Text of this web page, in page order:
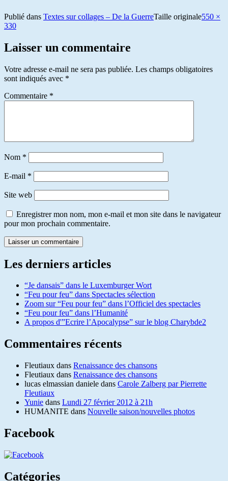
Publié dans Textes sur collages – De la GuerreTaille originale550 ×
330
Laisser un commentaire
Votre adresse e-mail ne sera pas publiée. Les champs obligatoires
sont indiqués avec *
Commentaire *
Nom *
E-mail *
Site web
Enregistrer mon nom, mon e-mail et mon site dans le navigateur
pour mon prochain commentaire.
Les derniers articles
“Je dansais” dans le Luxemburger Wort
“Feu pour feu” dans Spectacles sélection
Zoom sur “Feu pour feu” dans l’Officiel des spectacles
“Feu pour feu” dans l’Humanité
A propos d'”Ecrire l’Apocalypse” sur le blog Charybde2
Commentaires récents
Fleutiaux dans Renaissance des chansons
Fleutiaux dans Renaissance des chansons
lucas elmassian daniele dans Carole Zalberg par Pierrette
Fleutiaux
Yunie dans Lundi 27 février 2012 à 21h
HUMANITE dans Nouvelle saison/nouvelles photos
Facebook
Catégories